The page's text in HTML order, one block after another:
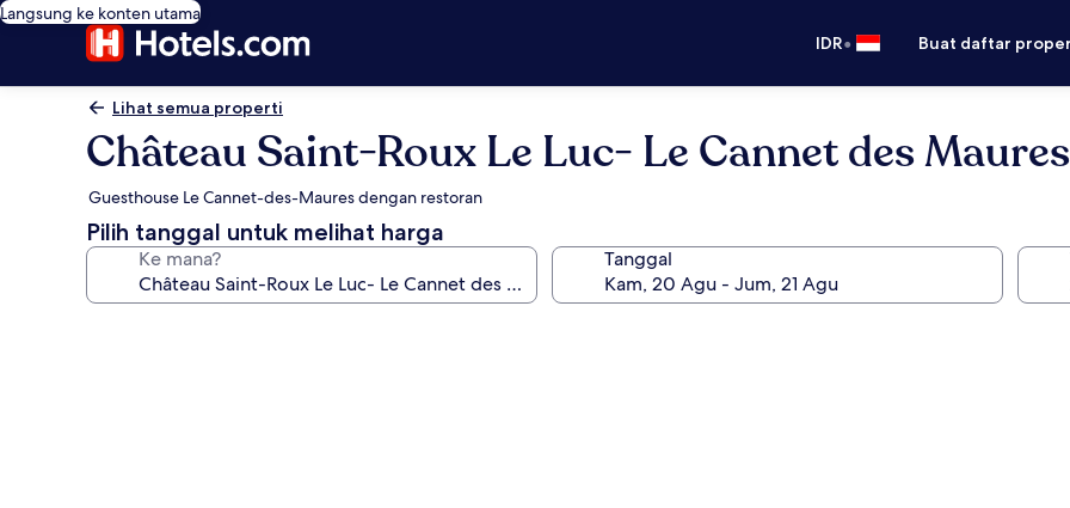
Langsung ke konten utama
IDR• Buat daftar
Lihat semua properti
Château Saint-Roux Le Luc- Le Cannet des Maures
Guesthouse Le Cannet-des-Maures dengan restoran
Pilih tanggal untuk melihat harga
Ke mana? Tanggal